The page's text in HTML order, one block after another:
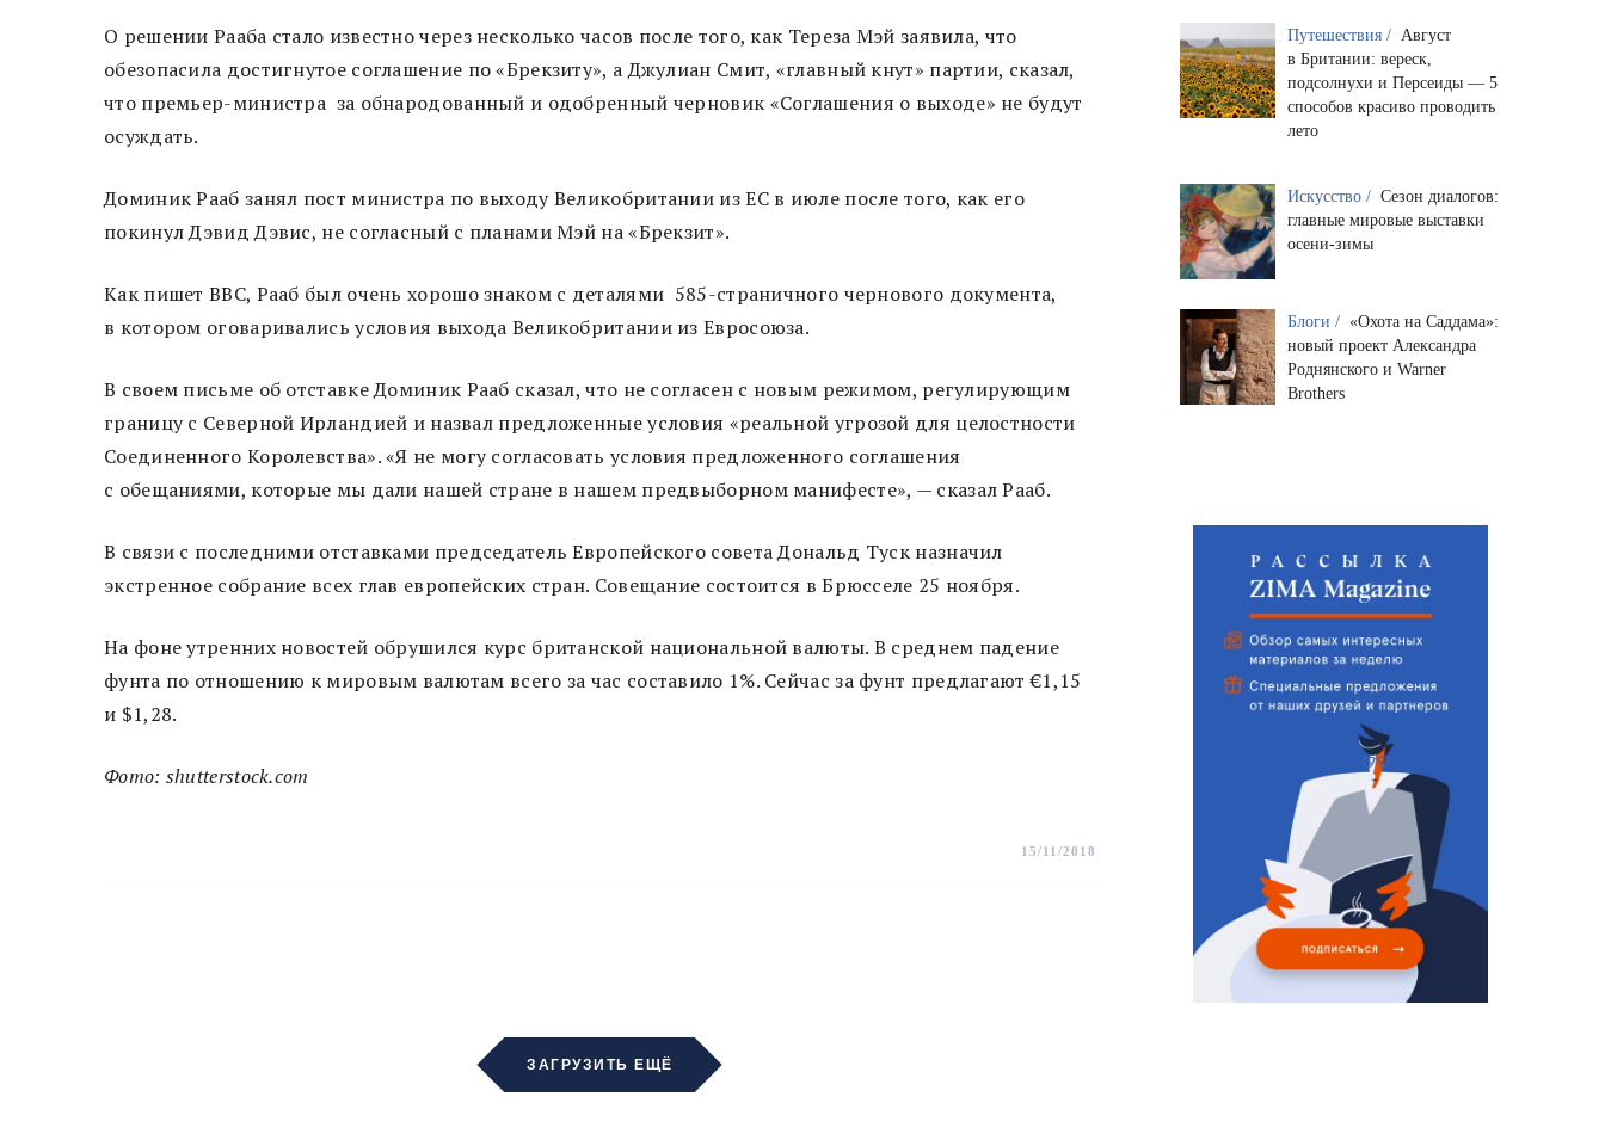
О решении Рааба стало известно через несколько часов после того, как Тереза Мэй заявила, что
обезопасила достигнутое соглашение по «Брекзиту», а Джулиан Смит, «главный кнут» партии, сказал,
что премьер-министра за обнародованный и одобренный черновик «Соглашения о выходе» не будут
осуждать.
Доминик Рааб занял пост министра по выходу Великобритании из ЕС в июле после того, как его
покинул Дэвид Дэвис, не согласный с планами Мэй на «Брекзит».
Как пишет BBC, Рааб был очень хорошо знаком с деталями 585-страничного чернового документа,
в котором оговаривались условия выхода Великобритании из Евросоюза.
В своем письме об отставке Доминик Рааб сказал, что не согласен с новым режимом, регулирующим
границу с Северной Ирландией и назвал предложенные условия «реальной угрозой для целостности
Соединенного Королевства». «Я не могу согласовать условия предложенного соглашения
с обещаниями, которые мы дали нашей стране в нашем предвыборном манифесте», — сказал Рааб.
В связи с последними отставками председатель Европейского совета Дональд Туск назначил
экстренное собрание всех глав европейских стран. Совещание состоится в Брюсселе 25 ноября.
На фоне утренних новостей обрушился курс британской национальной валюты. В среднем падение
фунта по отношению к мировым валютам всего за час составило 1%. Сейчас за фунт предлагают €1,15
и $1,28.
Фото: shutterstock.com
15/11/2018
ЗАГРУЗИТЬ ЕЩЁ
Путешествия / Август
в Британии: вереск,
подсолнухи и Персеиды — 5
способов красиво проводить
лето
Искусство / Сезон диалогов:
главные мировые выставки
осени-зимы
Блоги / «Охота на Саддама»:
новый проект Александра
Роднянского и Warner
Brothers